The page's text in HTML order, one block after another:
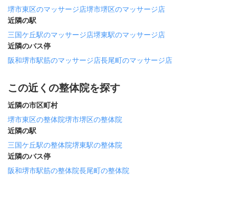
堺市東区のマッサージ店堺市堺区のマッサージ店
近隣の駅
三国ケ丘駅のマッサージ店堺東駅のマッサージ店
近隣のバス停
阪和堺市駅筋のマッサージ店長尾町のマッサージ店
この近くの整体院を探す
近隣の市区町村
堺市東区の整体院堺市堺区の整体院
近隣の駅
三国ケ丘駅の整体院堺東駅の整体院
近隣のバス停
阪和堺市駅筋の整体院長尾町の整体院